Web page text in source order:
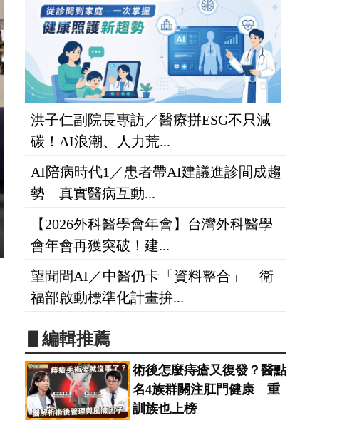
洪子仁副院長專訪／醫療拼ESG不只減
碳！AI浪潮、人力荒...
AI陪病時代1／患者帶AI建議進診間成趨
勢 真實醫病互動...
【2026外科醫學會年會】台灣外科醫學
會年會再獲突破！建...
望聞問AI／中醫仍卡「資料整合」 衛
福部啟動標準化計畫拚...
▋編輯推薦
術後怎麼痔瘡又復發？醫點
名4族群關注肛門健康 重
訓族也上榜